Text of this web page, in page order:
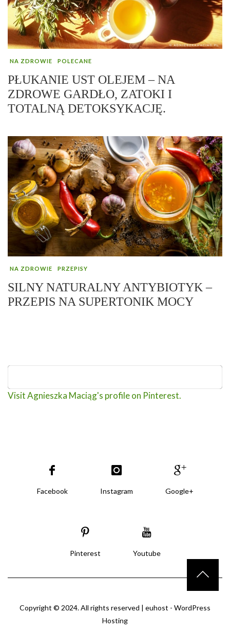
NA ZDROWIE POLECANE
PŁUKANIE UST OLEJEM – NA
ZDROWE GARDŁO, ZATOKI I
TOTALNĄ DETOKSYKACJĘ.
NA ZDROWIE PRZEPISY
SILNY NATURALNY ANTYBIOTYK –
PRZEPIS NA SUPERTONIK MOCY
Visit Agnieszka Maciąg's profile on Pinterest.
Facebook Instagram Google+
Pinterest Youtube
Copyright © 2024. All rights reserved | euhost - WordPress
Hosting